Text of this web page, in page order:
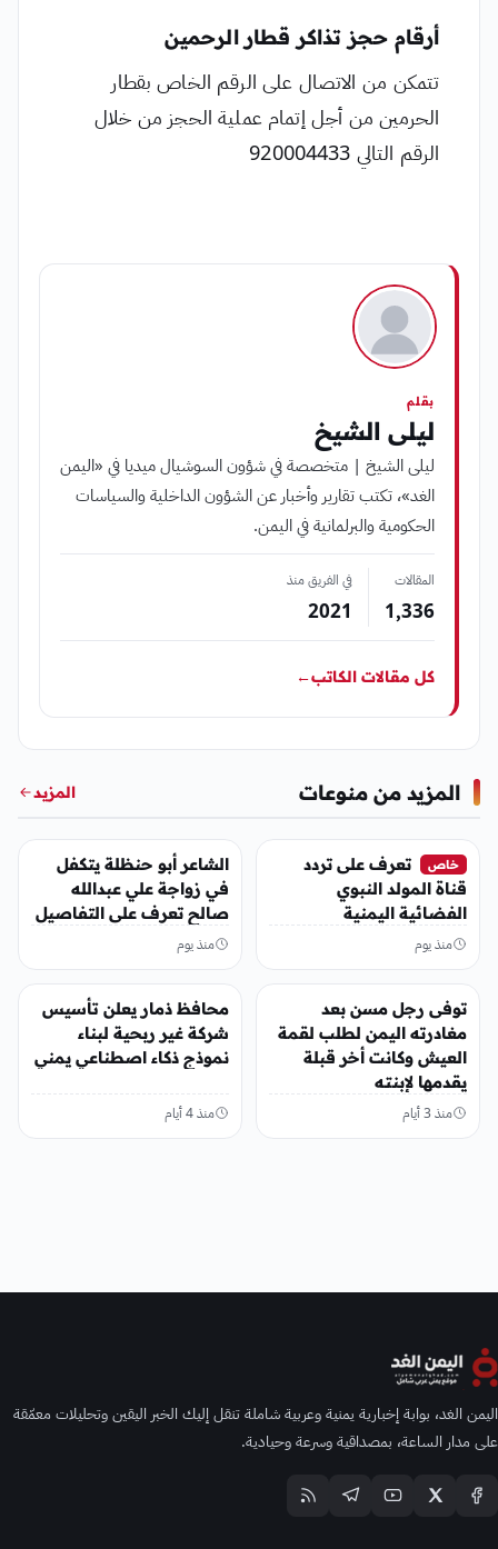
أرقام حجز تذاكر قطار الرحمين
تتمكن من الاتصال على الرقم الخاص بقطار
الحرمين من أجل إتمام عملية الحجز من خلال
الرقم التالي 920004433
بقلم
ليلى الشيخ
ليلى الشيخ | متخصصة في شؤون السوشيال ميديا في «اليمن
الغد»، تكتب تقارير وأخبار عن الشؤون الداخلية والسياسات
الحكومية والبرلمانية في اليمن.
المقالات
1٬336
في الفريق منذ
2021
كل مقالات الكاتب←
المزيد من منوعات المزيد
منوعات
خاص
تعرف على تردد
قناة المولد النبوي
الفضائية اليمنية
منذ يوم
الشاعر أبو حنظلة يتكفل
في زواجة علي عبدالله
صالح تعرف على التفاصيل
منذ يوم
منوعات
توفى رجل مسن بعد
مغادرته اليمن لطلب لقمة
العيش وكانت أخر قبلة
يقدمها لإبنته
منذ 3 أيام
منوعات
محافظ ذمار يعلن تأسيس
شركة غير ربحية لبناء
نموذج ذكاء اصطناعي يمني
منذ 4 أيام
اليمن الغد، بوابة إخبارية يمنية وعربية شاملة تنقل إليك الخبر اليقين وتحليلات معمّقة
على مدار الساعة، بمصداقية وسرعة وحيادية.